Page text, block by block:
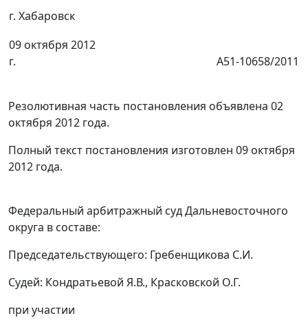
г. Хабаровск
09 октября 2012
г.
А51-10658/2011
Резолютивная часть постановления объявлена 02
октября 2012 года.
Полный текст постановления изготовлен 09 октября
2012 года.
Федеральный арбитражный суд Дальневосточного
округа в составе:
Председательствующего: Гребенщикова С.И.
Судей: Кондратьевой Я.В., Красковской О.Г.
при участии